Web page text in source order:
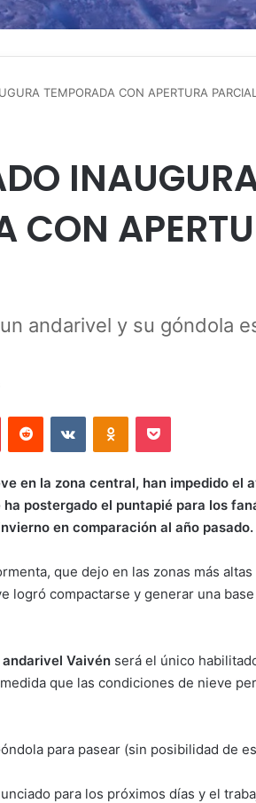
TEMPORADA CON APERTURA PARCIAL
CON
andarivel y su góndola
PinterestReddit VKontakteOdnoklassniki
Pocket
en la zona central, han impedido el
postergado el puntapié para los
en comparación al año pasado.
que dejo en las zonas más
logró compactarse y generar una
andarivel Vaivén será el único
que las condiciones de nieve
para pasear (sin posibilidad de
para los próximos días y el